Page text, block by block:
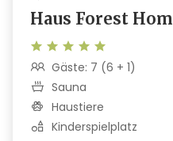
Haus Forest
Gäste: 7 (6 + 1)
Sauna
Haustiere
Kinderspielplatz